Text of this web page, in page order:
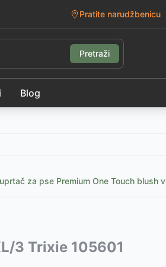
Pratite narudžbenicu
Pretraži
Blog
za pse Premium One Touch blush
3 Trixie 105601